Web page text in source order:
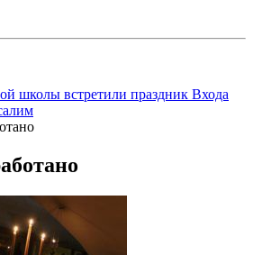
школы встретили праздник Входа